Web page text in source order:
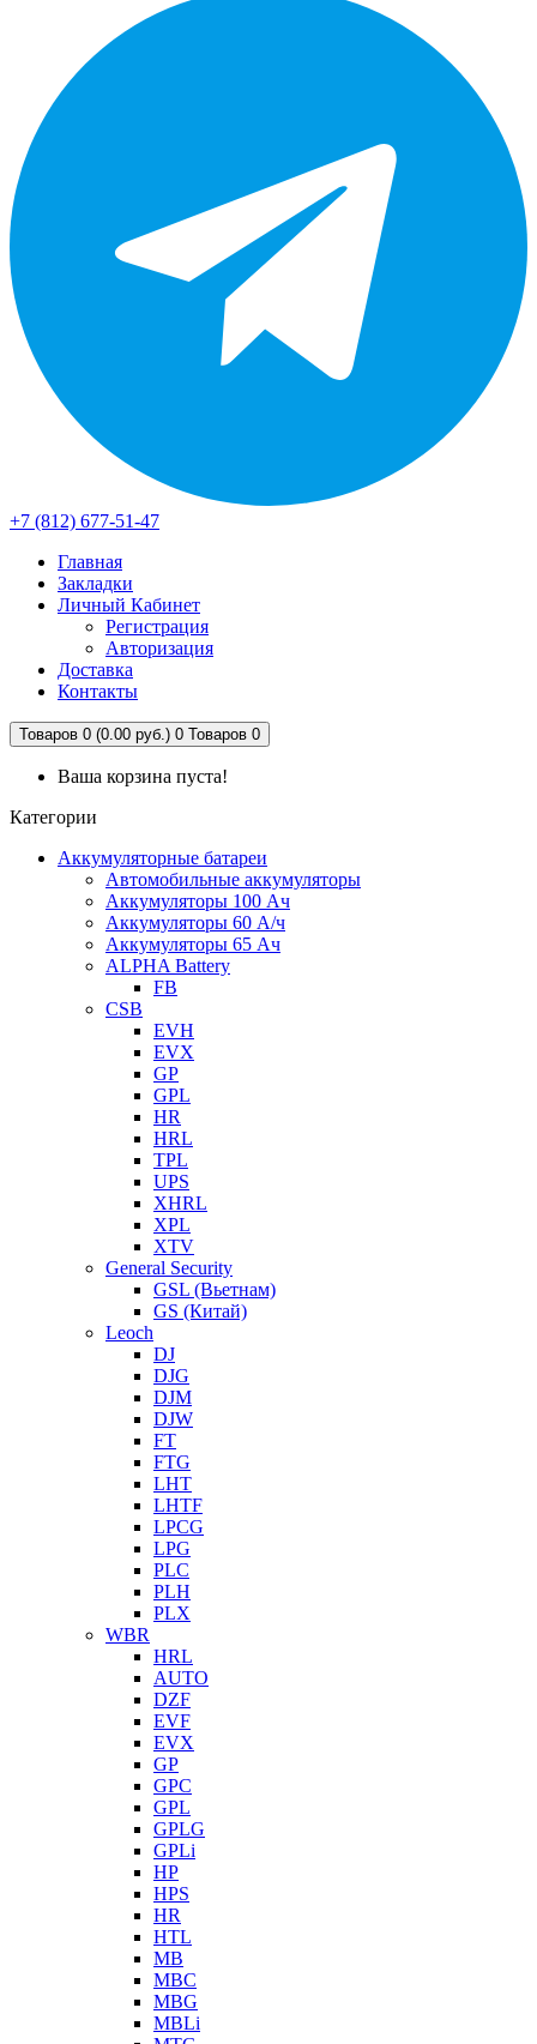
+7 (812) 677-51-47
Главная
Закладки
Личный Кабинет
Регистрация
Авторизация
Доставка
Контакты
Товаров 0 (0.00 руб.) 0 Товаров 0
Ваша корзина пуста!
Категории
Аккумуляторные батареи
Автомобильные аккумуляторы
Аккумуляторы 100 Ач
Аккумуляторы 60 А/ч
Аккумуляторы 65 Ач
ALPHA Battery
FB
CSB
EVH
EVX
GP
GPL
HR
HRL
TPL
UPS
XHRL
XPL
XTV
General Security
GSL (Вьетнам)
GS (Китай)
Leoch
DJ
DJG
DJM
DJW
FT
FTG
LHT
LHTF
LPCG
LPG
PLC
PLH
PLX
WBR
HRL
AUTO
DZF
EVF
EVX
GP
GPC
GPL
GPLG
GPLi
HP
HPS
HR
HTL
MB
MBC
MBG
MBLi